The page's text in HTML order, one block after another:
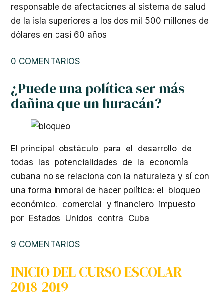
responsable de afectaciones al sistema de salud
de la isla superiores a los dos mil 500 millones de
dólares en casi 60 años
0 COMENTARIOS
¿Puede una política ser más
dañina que un huracán?
El principal obstáculo para el desarrollo de
todas las potencialidades de la economía
cubana no se relaciona con la naturaleza y sí con
una forma inmoral de hacer política: el bloqueo
económico, comercial y financiero impuesto
por Estados Unidos contra Cuba
9 COMENTARIOS
INICIO DEL CURSO ESCOLAR
2018-2019